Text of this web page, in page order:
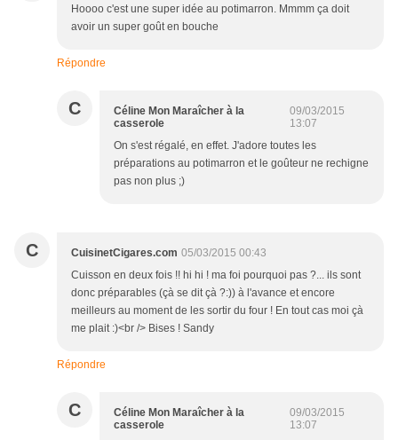
Hoooo c'est une super idée au potimarron. Mmmm ça doit
avoir un super goût en bouche
Répondre
C
Céline Mon Maraîcher à la
casserole
09/03/2015
13:07
On s'est régalé, en effet. J'adore toutes les
préparations au potimarron et le goûteur ne rechigne
pas non plus ;)
C CuisinetCigares.com 05/03/2015 00:43
Cuisson en deux fois !! hi hi ! ma foi pourquoi pas ?... ils sont
donc préparables (çà se dit çà ?:)) à l'avance et encore
meilleurs au moment de les sortir du four ! En tout cas moi çà
me plait :)<br /> Bises ! Sandy
Répondre
C
Céline Mon Maraîcher à la
casserole
09/03/2015
13:07